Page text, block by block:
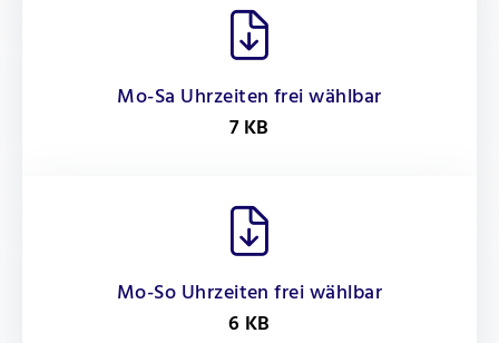
Mo-Sa Uhrzeiten frei wählbar
7 KB
Mo-So Uhrzeiten frei wählbar
6 KB